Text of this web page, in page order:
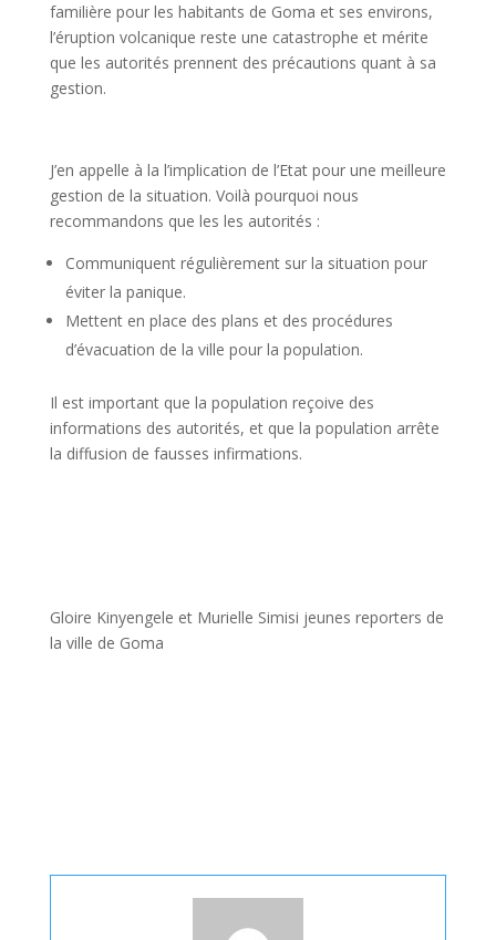
familière pour les habitants de Goma et ses environs,
l’éruption volcanique reste une catastrophe et mérite
que les autorités prennent des précautions quant à sa
gestion.
J’en appelle à la l’implication de l’Etat pour une meilleure
gestion de la situation. Voilà pourquoi nous
recommandons que les les autorités :
Communiquent régulièrement sur la situation pour
éviter la panique.
Mettent en place des plans et des procédures
d’évacuation de la ville pour la population.
Il est important que la population reçoive des
informations des autorités, et que la population arrête
la diffusion de fausses infirmations.
Gloire Kinyengele et Murielle Simisi jeunes reporters de
la ville de Goma